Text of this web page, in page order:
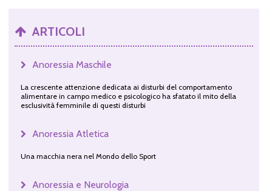
ARTICOLI
Anoressia Maschile
La crescente attenzione dedicata ai disturbi del comportamento
alimentare in campo medico e psicologico ha sfatato il mito della
esclusività femminile di questi disturbi
Anoressia Atletica
Una macchia nera nel Mondo dello Sport
Anoressia e Neurologia